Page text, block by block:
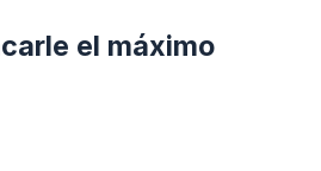
el máximo